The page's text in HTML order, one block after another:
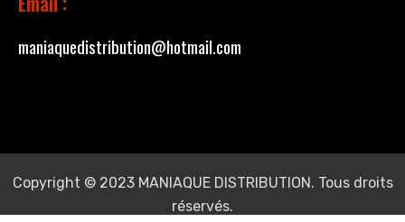
maniaquedistribution@hotmail.com
Copyright © 2023 MANIAQUE DISTRIBUTION. Tous droits
réservés.